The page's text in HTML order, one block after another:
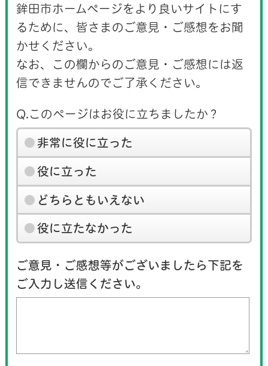
鉾田市ホームページをより良いサイトにす
るために、皆さまのご意見・ご感想をお聞
かせください。
なお、この欄からのご意見・ご感想には返
信できませんのでご了承ください。
Q.このページはお役に立ちましたか？
非常に役に立った
役に立った
どちらともいえない
役に立たなかった
ご意見・ご感想等がございましたら下記を
ご入力し送信ください。